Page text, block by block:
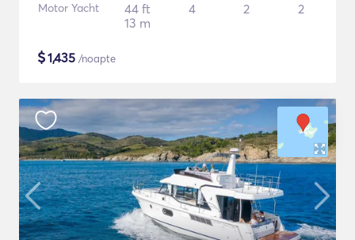
Motor Yacht
44 ft
13 m
4 2 2
$1,435 /noapte